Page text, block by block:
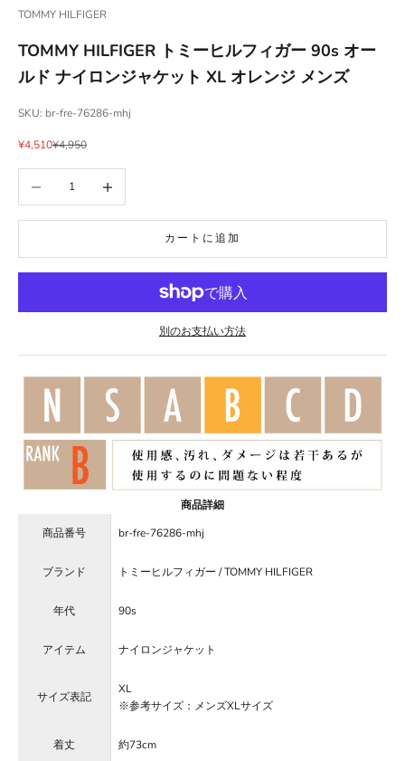
TOMMY HILFIGER
TOMMY HILFIGER トミーヒルフィガー 90s オー
ルド ナイロンジャケット XL オレンジ メンズ
SKU: br-fre-76286-mhj
セール価格
¥4,510通常価格
¥4,950
カートに追加
別のお支払い方法
商品詳細
商品番号
br-fre-76286-mhj
ブランド トミーヒルフィガー / TOMMY HILFIGER
年代 90s
アイテム ナイロンジャケット
サイズ表記
XL
※参考サイズ：メンズXLサイズ
着丈 約73cm